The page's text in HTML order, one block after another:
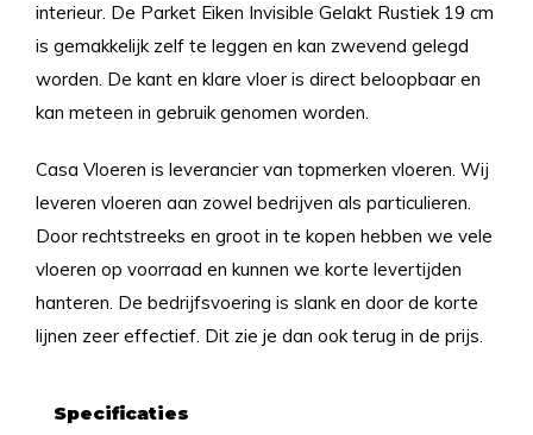
interieur. De Parket Eiken Invisible Gelakt Rustiek 19 cm
is gemakkelijk zelf te leggen en kan zwevend gelegd
worden. De kant en klare vloer is direct beloopbaar en
kan meteen in gebruik genomen worden.
Casa Vloeren is leverancier van topmerken vloeren. Wij
leveren vloeren aan zowel bedrijven als particulieren.
Door rechtstreeks en groot in te kopen hebben we vele
vloeren op voorraad en kunnen we korte levertijden
hanteren. De bedrijfsvoering is slank en door de korte
lijnen zeer effectief. Dit zie je dan ook terug in de prijs.
Specificaties